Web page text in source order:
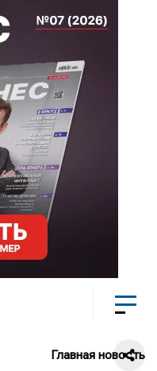
Главная новость